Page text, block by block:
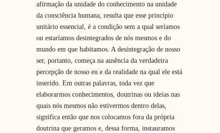
afirmação da unidade do conhecimento na unidade
da consciência humana, resulta que esse princípio
unitário essencial, é a condição sem a qual seríamos
ou estaríamos desintegrados de nós mesmos e do
mundo em que habitamos. A desintegração de nosso
ser, portanto, começa na ausência da verdadeira
percepção de nosso eu e da realidade na qual ele está
inserido. Em outras palavras, toda vez que
elaborarmos conhecimentos, doutrinas ou ideias nas
quais nós mesmos não estivermos dentro delas,
significa então que nos colocamos fora da própria
doutrina que geramos e, dessa forma, instauramos